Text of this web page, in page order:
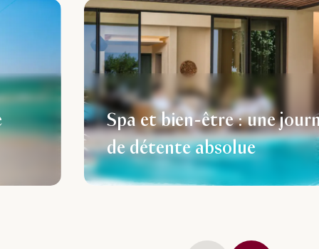
Spa et bien-être : une
de détente absolue